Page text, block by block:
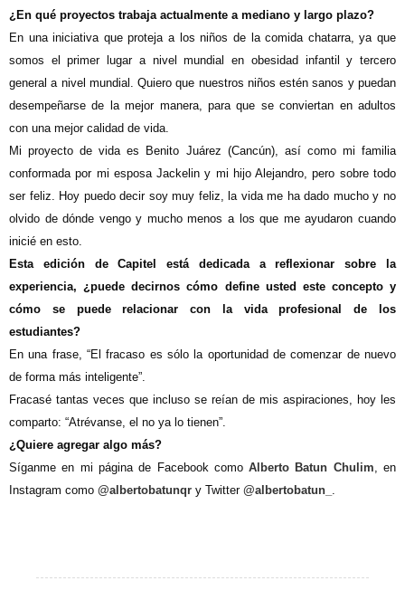
¿En qué proyectos trabaja actualmente a mediano y largo plazo?
En una iniciativa que proteja a los niños de la comida chatarra, ya que
somos el primer
lugar a nivel mundial en obesidad infantil y tercero
general a nivel mundial. Quiero que nuestros niños estén sanos y puedan
desempeñarse de la mejor manera, para que se conviertan en adultos
con una mejor calidad de vida.
Mi proyecto de vida es Benito Juárez (Cancún), así como mi familia
conformada por mi esposa Jackelin y mi hijo Alejandro, pero sobre todo
ser feliz. Hoy puedo decir soy muy feliz, la vida me ha dado mucho y no
olvido de dónde vengo y mucho menos a los que me ayudaron cuando
inicié en esto.
Esta edición de Capitel está dedicada a reflexionar sobre la
experiencia, ¿puede decirnos cómo define usted este concepto y
cómo se puede relacionar con la vida profesional de los
estudiantes?
En una frase, “El fracaso es sólo la oportunidad de comenzar de nuevo
de forma más inteligente”.
Fracasé tantas veces que incluso se reían de mis aspiraciones, hoy les
comparto: “Atrévanse, el no ya lo tienen”.
¿Quiere agregar algo más?
Síganme en mi página de Facebook comoAlberto Batun Chulim , en
Instagram como @albertobatunqr y Twitter @albertobatun_